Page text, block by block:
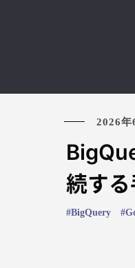
2026年
続す
BigQuery